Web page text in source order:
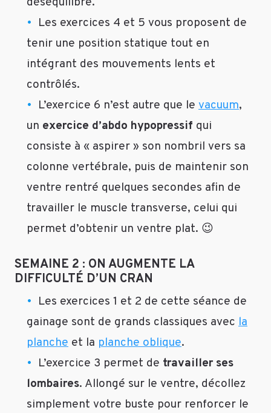
Les exercices 4 et 5 vous proposent de
tenir une position statique tout en
intégrant des mouvements lents et
contrôlés.
L’exercice 6 n’est autre que le vacuum,
un exercice d’abdo hypopressif qui
consiste à « aspirer » son nombril vers sa
colonne vertébrale, puis de maintenir son
ventre rentré quelques secondes afin de
travailler le muscle transverse, celui qui
permet d’obtenir un ventre plat. 😉
SEMAINE 2 : ON AUGMENTE LA
DIFFICULTÉ D’UN CRAN
Les exercices 1 et 2 de cette séance de
gainage sont de grands classiques avec la
planche et la planche oblique.
L’exercice 3 permet de travailler ses
lombaires. Allongé sur le ventre, décollez
simplement votre buste pour renforcer le
Personal
Sport
Trainer
Le
mai
2019
Bonjour
Fati,